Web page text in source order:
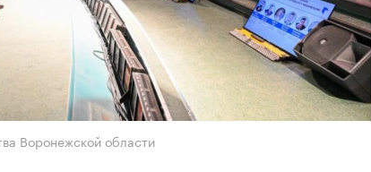
Воронежской области